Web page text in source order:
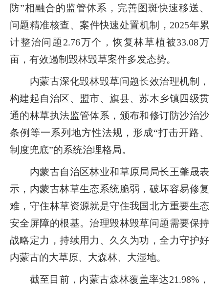
防”相融合的监管体系，完善图斑快速移送、
问题精准核查、案件快速处置机制，2025年累
计整治问题2.76万个，恢复林草植被33.08万
亩，有效遏制毁林毁草案件多发态势。
内蒙古深化毁林毁草问题长效治理机制，
构建起自治区、盟市、旗县、苏木乡镇四级贯
通的林草执法监管体系，颁布和修订防沙治沙
条例等一系列地方性法规，形成“打击开路、
制度兜底”的系统治理格局。
内蒙古自治区林业和草原局局长王肇晟表
示，内蒙古林草生态系统脆弱，破坏容易修复
难，守住林草资源就是守住我国北方重要生态
安全屏障的根基。治理毁林毁草问题需要保持
战略定力，持续用力、久久为功，全力守护好
内蒙古的大草原、大森林、大湿地。
截至目前，内蒙古森林覆盖率达21.98%，